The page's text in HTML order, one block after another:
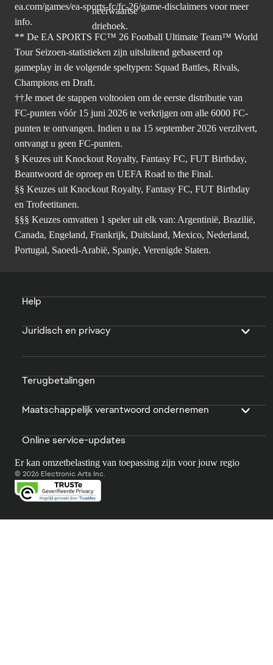
ea.com/games/ea-sports-fc/fc-26/game-disclaimers voor meer
info.
** De EA SPORTS FC™ 26 Football Ultimate Team™ World
Tour Seizoen-statistieken zijn uitsluitend gebaseerd op
gameplay in de volgende speltypen: Squad Battles, Rivals,
Champions en Draft.
††Je moet de stappen voltooien om de eerste distributie van
FC-punten vóór 15 juni 2026 te verkrijgen om alle 6000 FC-
punten te ontvangen. Indien u na 15 september 2026 verzilvert,
ontvangt u geen FC-punten.
§ Keuzes uit Knockout Royalty, Fantasy FC, FUT Birthday,
Beantwoord de oproep en UEFA Road to the Final.
§§ Keuzes uit Knockout Royalty, Fantasy FC, FUT Birthday
en Trofeetitanen.
§§§ Keuzes omvatten 1 speler uit elk van: Argentinië, Brazilië,
Canada, Engeland, Frankrijk, Duitsland, Mexico, Nederland,
Portugal, Saoedi-Arabië, Spanje, Verenigde Staten.
Help
Juridisch en privacy
Terugbetalingen
Maatschappelijk verantwoord ondernemen
Online service-updates
Er kan omzetbelasting van toepassing zijn voor jouw regio
© 2026 Electronic Arts Inc.